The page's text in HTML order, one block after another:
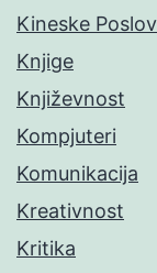
Kineske
Knjige
Književnost
Kompjuteri
Komunikacija
Kreativnost
Kritika